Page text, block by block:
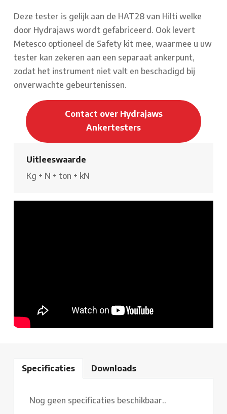
Deze tester is gelijk aan de HAT28 van Hilti welke
door Hydrajaws wordt gefabriceerd. Ook levert
Metesco optioneel de Safety kit mee, waarmee u uw
tester kan zekeren aan een separaat ankerpunt,
zodat het instrument niet valt en beschadigd bij
onverwachte gebeurtenissen.
Contact over Hydrajaws
Ankertesters
Uitleeswaarde
Kg + N + ton + kN
Specificaties Downloads
Nog geen specificaties beschikbaar..